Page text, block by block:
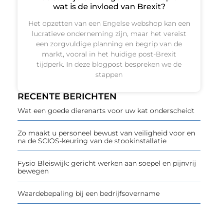
RECENTE BERICHTEN
Wat een goede dierenarts voor uw kat onderscheidt
Zo maakt u personeel bewust van veiligheid voor en
na de SCIOS-keuring van de stookinstallatie
Fysio Bleiswijk: gericht werken aan soepel en pijnvrij
bewegen
Waardebepaling bij een bedrijfsovername
wat is de invloed van Brexit?
Het opzetten van een Engelse webshop kan een
lucratieve onderneming zijn, maar het vereist
een zorgvuldige planning en begrip van de
markt, vooral in het huidige post-Brexit
tijdperk. In deze blogpost bespreken we de
stappen